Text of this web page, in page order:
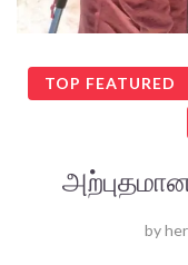
TOP FEATURED
by